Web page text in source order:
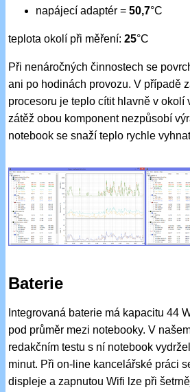
napájecí adaptér =50,7°C
teplota okolí při měření:25°C
Při nenáročných činnostech se
ani po hodinách provozu. V případě
procesoru je teplo cítit hlavně v okolí
zátěž obou komponent nezpůsobí
notebook se snaží teplo rychle
Baterie
Integrovaná baterie má kapacitu 44
pod průměr mezi notebooky. V
redakčním testu s ní notebook
minut. Při on-line kancelářské práci
displeje a zapnutou Wifi lze při